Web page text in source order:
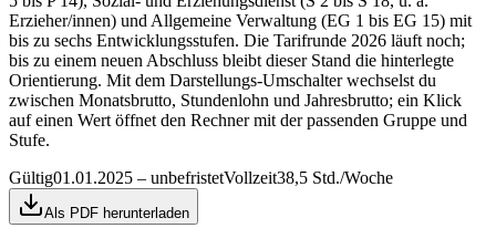
Erzieher/innen) und Allgemeine Verwaltung (EG 1 bis EG 15) mit
bis zu sechs Entwicklungsstufen. Die Tarifrunde 2026 läuft noch;
bis zu einem neuen Abschluss bleibt dieser Stand die hinterlegte
Orientierung. Mit dem Darstellungs-Umschalter wechselst du
zwischen Monatsbrutto, Stundenlohn und Jahresbrutto; ein Klick
auf einen Wert öffnet den Rechner mit der passenden Gruppe und
Stufe.
Gültig01.01.2025 – unbefristetVollzeit38,5 Std./Woche
Als PDF herunterladen